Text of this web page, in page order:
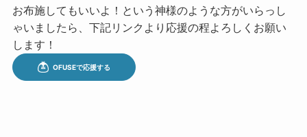
お布施してもいいよ！という神様のような方がいらっし
ゃいましたら、下記リンクより応援の程よろしくお願い
します！